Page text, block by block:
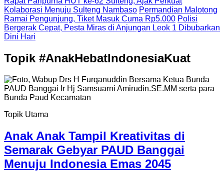
Kolaborasi Menuju Sulteng Nambaso Permandian Malotong
Ramai Pengunjung, Tiket Masuk Cuma Rp5.000 Polisi
Bergerak Cepat, Pesta Miras di Anjungan Leok 1 Dibubarkan
Dini Hari
Topik #AnakHebatIndonesiaKuat
Topik Utama
Anak Anak Tampil Kreativitas di
Semarak Gebyar PAUD Banggai
Menuju Indonesia Emas 2045